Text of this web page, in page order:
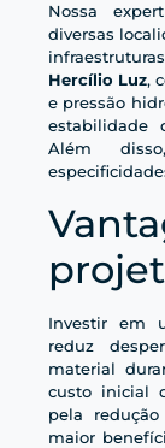
Nossa
diversas
Hercílio Luz,
e pressão
estabilidade
Além
Investir em
reduz
material
custo inicial
pela
maior